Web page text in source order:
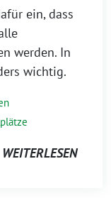
ein, dass
werden. In
wichtig.
WEITERLESEN